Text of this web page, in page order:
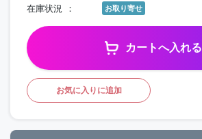
在庫状況 お取り寄せ
カートへ入れる
お気に入りに追加